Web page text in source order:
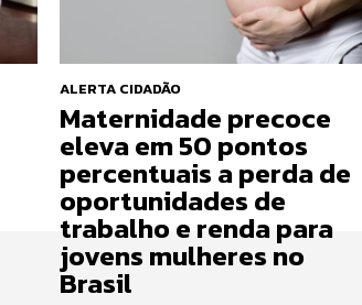
ALERTA CIDADÃO
Maternidade precoce
eleva em 50 pontos
percentuais a perda de
oportunidades de
trabalho e renda para
jovens mulheres no
Brasil